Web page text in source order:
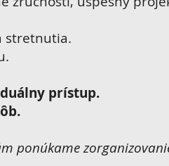
stretnutia.
prístup.
ponúkame